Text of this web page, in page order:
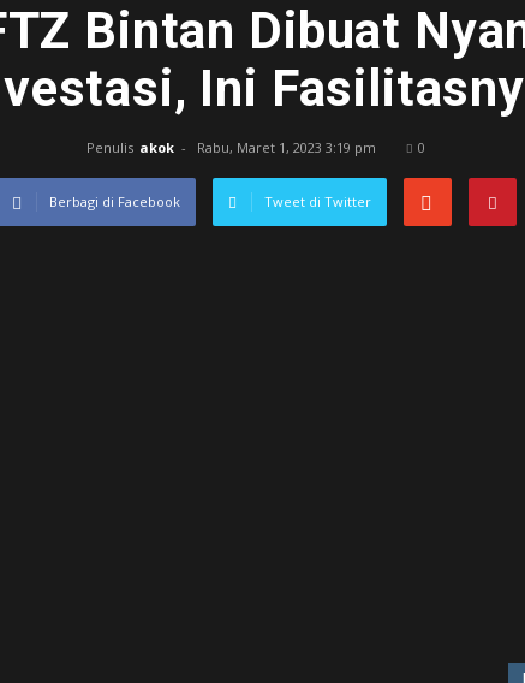
Bintan Dibuat
Ini
Penulis akok - Rabu, Maret 1, 2023 3:19 pm 0
Berbagi di Facebook Tweet di Twitter